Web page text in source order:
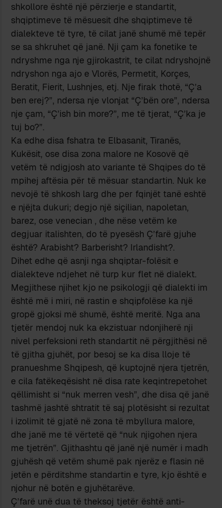
shkollore është një përzierje e standartit,
shqiptimeve të mësuesit dhe shqiptimeve të
dialekteve të tyre, të cilat janë shumë më tepër
se sa shkruhet që janë. Nji çam ka fonetike te
ndryshme nga nje gjirokastrit, te cilat ndryshojnë
ndryshon nga ajo e Vlorës, Permetit, Korçes,
Beratit, Fierit, Lushnjes, etj. Nje firak thotë, “Ç’a
ben erej?”, ndersa nje vlonjat “Ç’bën ore”, ndersa
nje çam, “Ç’ish bin more?”, me të tjerat, “Ç’ka je
tuj bo?”.
Ka edhe disa fshatra te Elbasanit, Tiranës,
Kukësit, ose disa zona malore ne Kosovë që
vetëm të ndigjosh ato variante të Shqipes do të
mpihej aftësia për të mësuar standartin. Nuk ke
nevojë të shkosh larg dhe per fqinjët tanë eshtë
e njëjta dukuri; degjo një siçilian, napoletan,
barez, ose venecian , dhe nëse vetëm ke
degjuar italishten, do të pyesësh Ç’farë gjuhe
është? Arabisht? Barberisht? Irlandisht?.
Dihet edhe që asnji nga shqiptar-folësit e
dialekteve ndjehet në turp kur flet në dialekt.
Megjithese njihet kjo ne psikologji që dialekti im
është më i miri, në rastin e shqipfolëse ka një
gropë gjoksi më shumë, është meritë. Nga ana
tjetër mendoj nuk ka ekzistuar ndonjiherë nji
nivel perfeksioni reth standartit në përgjithësi në
të gjitha gjuhët, por besoj se ka disa lloje të
pranueshme Shqipesh, që kuptojnë njera tjetrën,
e cila fatëkeqësisht në disa rate keqintrepetohet
qëllimisht si “nuk merren vesh”, dhe disa që janë
tashmë jashtë shtratit të saj plotësisht si rezultat
i izolimit të gjatë në zona të mbyllura malore,
dhe janë me të vërtetë që “nuk njigohen njera
me tjetrën”. Gjithashtu që janë një numër i madh
gjuhësh që vetëm shumë pak njerëz e flasin në
jetën e përditshme standartin e tyre, kjo është e
njohur në botën e gjuhëtarëve.
Ç’farë unë dua të theksoj tjetër është anti-